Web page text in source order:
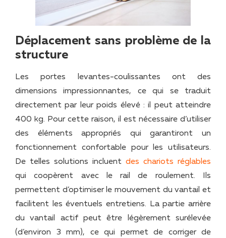
Déplacement sans problème de la
structure
Les portes levantes-coulissantes ont des
dimensions impressionnantes, ce qui se traduit
directement par leur poids élevé : il peut atteindre
400 kg. Pour cette raison, il est nécessaire d’utiliser
des éléments appropriés qui garantiront un
fonctionnement confortable pour les utilisateurs.
De telles solutions incluent des chariots réglables
qui coopèrent avec le rail de roulement. Ils
permettent d’optimiser le mouvement du vantail et
facilitent les éventuels entretiens. La partie arrière
du vantail actif peut être légèrement surélevée
(d’environ 3 mm), ce qui permet de corriger de